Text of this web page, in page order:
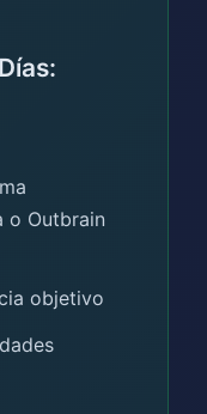
o Outbrain
objetivo